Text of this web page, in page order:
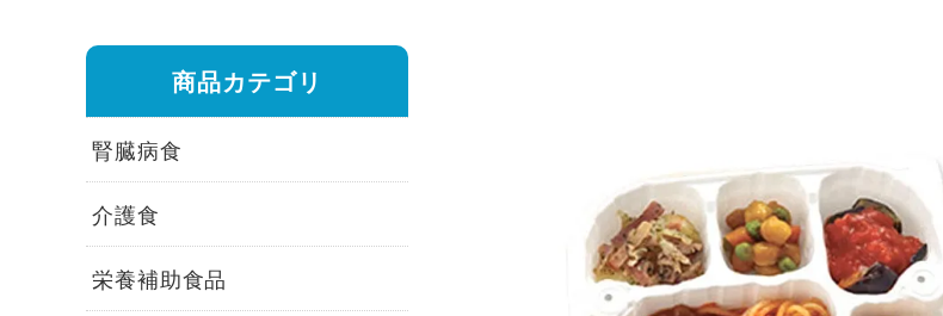
商品カテゴリ
腎臓病食
介護食
栄養補助食品